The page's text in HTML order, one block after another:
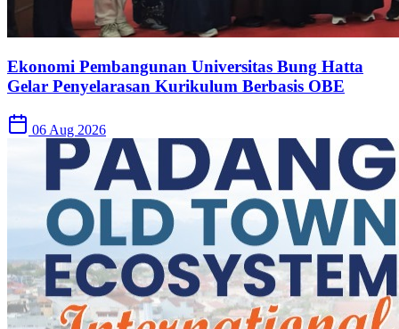
Ekonomi Pembangunan Universitas Bung Hatta
Gelar Penyelarasan Kurikulum Berbasis OBE
06 Aug 2026